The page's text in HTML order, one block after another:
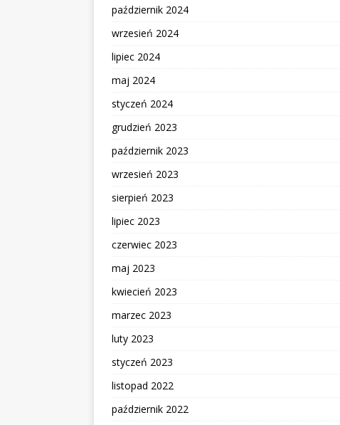
październik 2024
wrzesień 2024
lipiec 2024
maj 2024
styczeń 2024
grudzień 2023
październik 2023
wrzesień 2023
sierpień 2023
lipiec 2023
czerwiec 2023
maj 2023
kwiecień 2023
marzec 2023
luty 2023
styczeń 2023
listopad 2022
październik 2022